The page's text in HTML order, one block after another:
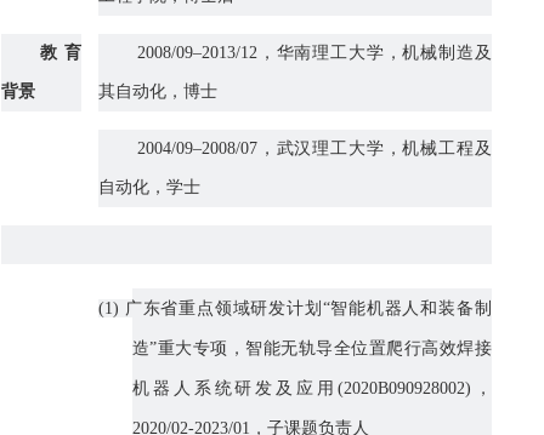
教育
背景
2008/09–2013/12，华南理工大学，机械制造及
其自动化，博士
2004/09–2008/07，武汉理工大学，机械工程及
自动化，学士
(1) 广东省重点领域研发计划“智能机器人和装备制
造”重大专项，智能无轨导全位置爬行高效焊接
机器人系统研发及应用(2020B090928002)，
2020/02-2023/01，子课题负责人